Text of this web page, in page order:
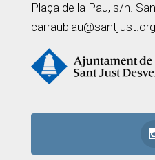
Plaça de la Pau, s/n.
carraublau@santjust.org